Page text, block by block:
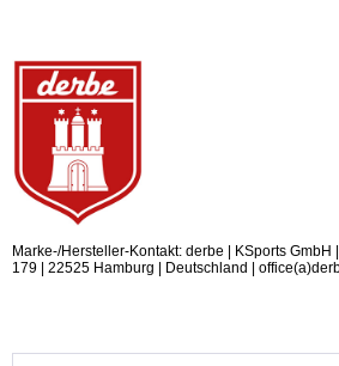
Marke-/Hersteller-Kontakt: derbe | KSports
179 | 22525 Hamburg | Deutschland |